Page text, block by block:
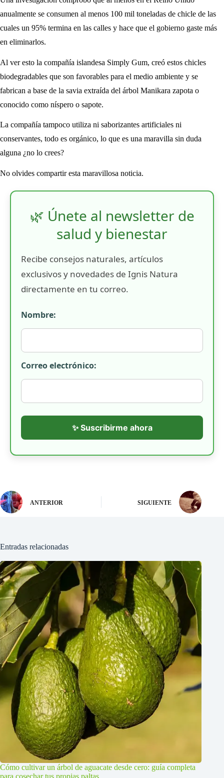
anualmente se consumen al menos 100 mil toneladas de chicle de las
cuales un 95% termina en las calles y hace que el gobierno gaste más
en eliminarlos.
Al ver esto la compañía islandesa Simply Gum, creó estos chicles
biodegradables que son favorables para el medio ambiente y se
fabrican a base de la savia extraída del árbol Manikara zapota o
conocido como níspero o sapote.
La compañía tampoco utiliza ni saborizantes artificiales ni
conservantes, todo es orgánico, lo que es una maravilla sin duda
alguna ¿no lo crees?
No olvides compartir esta maravillosa noticia.
🌿 Únete al newsletter de
salud y bienestar
Recibe consejos naturales, artículos
exclusivos y novedades de Ignis Natura
directamente en tu correo.
Nombre:
Correo electrónico:
✨ Suscribirme ahora
ANTERIOR SIGUIENTE
Entradas relacionadas
Cómo cultivar un árbol de aguacate desde cero: guía completa